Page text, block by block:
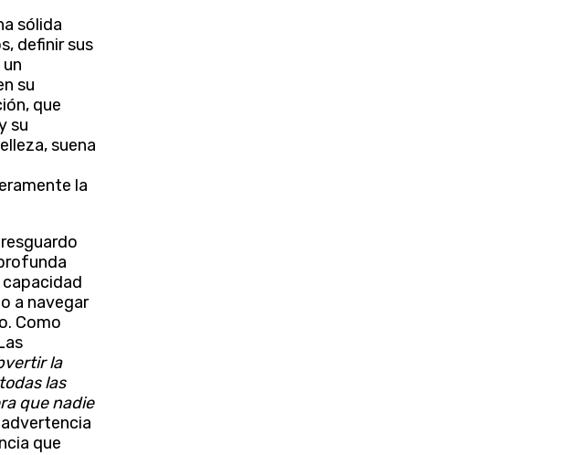
sólida
definir sus
su
que
su
suena
la
capacidad
a navegar
Como
la
las
que nadie
que